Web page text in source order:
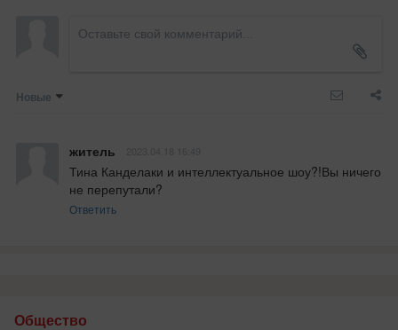
Новые
житель
Тина Канделаки и интеллектуальное шоу?!Вы ничего
не перепутали?
Ответить
Общество